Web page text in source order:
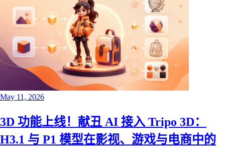
May 11, 2026
3D 功能上线！献丑 AI 接入 Tripo 3D：
H3.1 与 P1 模型在影视、游戏与电商中的